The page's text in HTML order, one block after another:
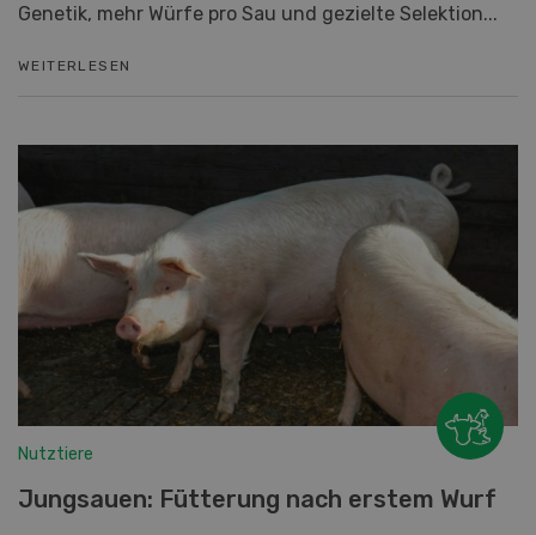
Genetik, mehr Würfe pro Sau und gezielte Selektion...
WEITERLESEN
Nutztiere
Jungsauen: Fütterung nach erstem Wurf